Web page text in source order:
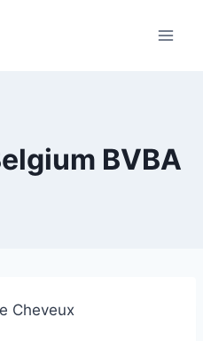
BVBA
Cheveux